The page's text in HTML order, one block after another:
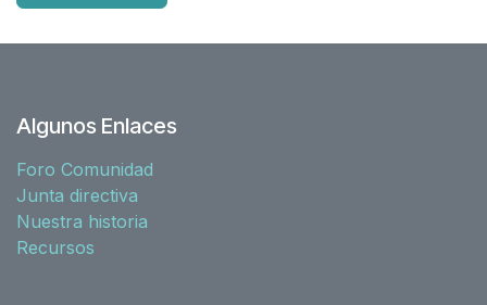
Algunos Enlaces
Foro Comunidad
Junta directiva
Nuestra historia
Recursos